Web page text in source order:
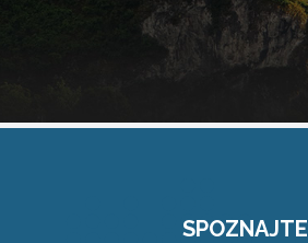
SPOZNAJTE